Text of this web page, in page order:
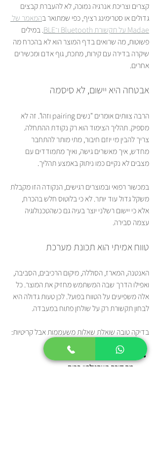
קצרים וצריכת אנרגיה נמוכה, לא להעברת קבצים
גדולים או סטרימינג רציף, כפי שמתואר בהמאמר של
Madae על תקשורת Bluetooth ו־BLE
. במילים
פשוטות, מה שרואים בדף המוצר הוא לא בהכרח מה
שיקרה בדירה עם קירות, מתכת, גוף אדם ומכשירים
אחרים.
אבטחה היא יישום, לא סיסמה
הרבה צוותים אומרים "נשים pairing וזהו". זה לא
מספיק. תהליך הצימוד הוא רק נקודת ההתחלה.
צריך להבין מי יוזם חיבור, מתי מותר להתחבר
מחדש, איך מאשרים גישה, ואיך מתמודדים עם
מצבים לא נקיים כמו ניתוק באמצע תהליך.
במכשור רפואי ובמוצרים רגישים, הנקודה הזו מקבלת
משקל גדול עוד יותר. לא כי בלוטוס חלש בהכרח,
אלא כי יישום רשלני יוצר בעיה גם כשהטכנולוגיה
עצמה סבירה.
טווח אמיתי הוא תכונת מערכת
האנטנה, המארז, הסוללה, מיקום הרכיבים, הסביבה,
ואפילו הדרך שבה המשתמש מחזיק את המוצר. כל
אלה משפיעים על הטווח בפועל. לכן טעות גדולה היא
לבחון תקשורת רק על שולחן פתוח במעבדה.
בדיקה טובה שואלת שאלות משעממות אבל קריטיות:
מה קורה דרך קיר
מה קורה כשהטלפון בכיס